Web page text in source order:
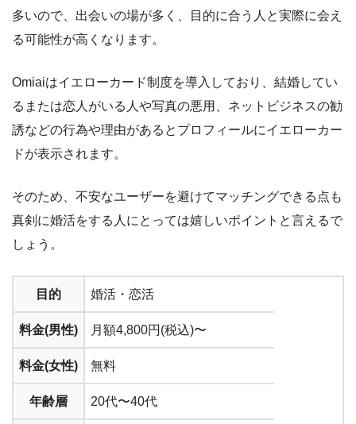
多いので、出会いの場が多く、目的に合う人と実際に会え
る可能性が高くなります。
Omiaiはイエローカード制度を導入しており、結婚してい
るまたは恋人がいる人や写真の悪用、ネットビジネスの勧
誘などの行為や理由があるとプロフィールにイエローカー
ドが表示されます。
そのため、不安なユーザーを避けてマッチングできる点も
真剣に婚活をする人にとっては嬉しいポイントと言えるで
しょう。
目的 婚活・恋活
料金(男性) 月額4,800円(税込)〜
料金(女性) 無料
年齢層 20代〜40代